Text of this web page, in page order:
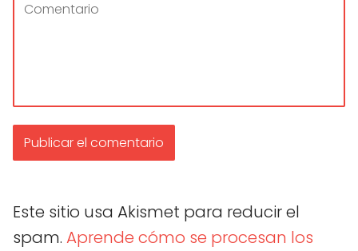
Este sitio usa Akismet para reducir el
spam. Aprende cómo se procesan los